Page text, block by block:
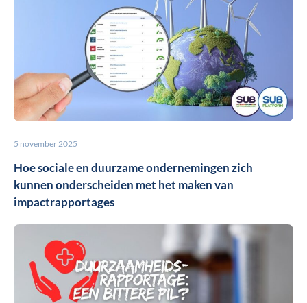
5 november 2025
Hoe sociale en duurzame ondernemingen zich
kunnen onderscheiden met het maken van
impactrapportages